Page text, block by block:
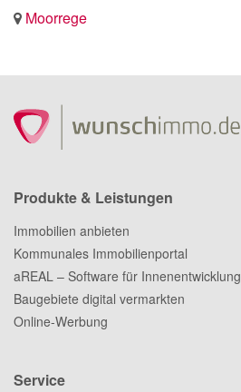
Moorrege
Produkte & Leistungen
Immobilien anbieten
Kommunales Immobilienportal
aREAL – Software für Innenentwicklung
Baugebiete digital vermarkten
Online-Werbung
Service